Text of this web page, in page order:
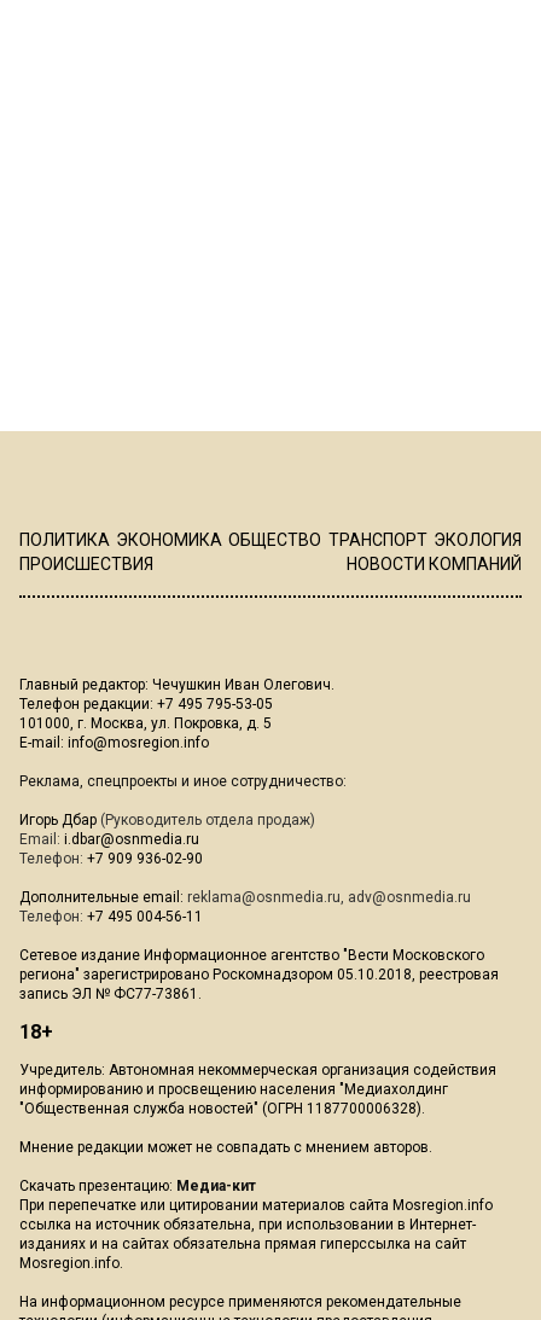
ПОЛИТИКА ЭКОНОМИКА ОБЩЕСТВО ТРАНСПОРТ ЭКОЛОГИЯ
ПРОИСШЕСТВИЯ
НОВОСТИ КОМПАНИЙ
Главный редактор: Чечушкин Иван Олегович.
Телефон редакции: +7 495 795-53-05
101000, г. Москва, ул. Покровка, д. 5
E-mail: info@mosregion.info
Реклама, спецпроекты и иное сотрудничество:
Игорь Дбар (Руководитель отдела продаж)
Email: i.dbar@osnmedia.ru
Телефон: +7 909 936-02-90
Дополнительные email: reklama@osnmedia.ru, adv@osnmedia.ru
Телефон: +7 495 004-56-11
Сетевое издание Информационное агентство "Вести Московского
региона" зарегистрировано Роскомнадзором 05.10.2018, реестровая
запись ЭЛ № ФС77-73861.
18+
Учредитель: Автономная некоммерческая организация содействия
информированию и просвещению населения "Медиахолдинг
"Общественная служба новостей" (ОГРН 1187700006328).
Мнение редакции может не совпадать с мнением авторов.
Скачать презентацию: Медиа-кит
При перепечатке или цитировании материалов сайта Mosregion.info
ссылка на источник обязательна, при использовании в Интернет-
изданиях и на сайтах обязательна прямая гиперссылка на сайт
Mosregion.info.
На информационном ресурсе применяются рекомендательные